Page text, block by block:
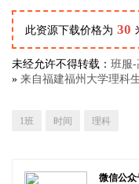
此资源下载价格为 30
未经允许不得转载： 班服-
» 来自福建福州大学理科
1班 时间 理科
微信公众